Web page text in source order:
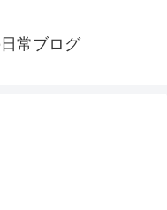
常ブログ